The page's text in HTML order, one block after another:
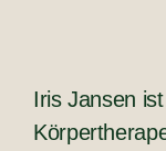
Iris Jansen